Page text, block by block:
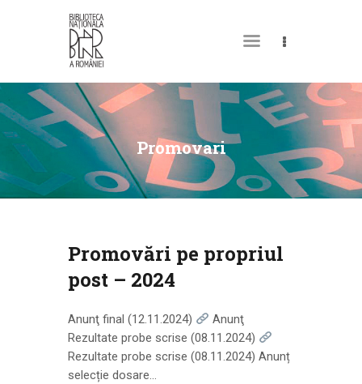
Promovari
DESPRE NOI
PERMISUL MEU DE
BIBLIOTECĂ
CATALOAGE ȘI
COLECȚII
EVENIMENTE
CULTURALE
SPAȚII
NOUTĂȚI
Promovări pe propriul
post – 2024
Anunţ final (12.11.2024)
Anunţ
Rezultate probe scrise (08.11.2024)
Rezultate probe scrise (08.11.2024) Anunț
selecție dosare…